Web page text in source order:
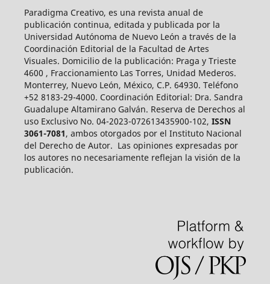
Paradigma Creativo, es una revista anual de
publicación continua, editada y publicada por la
Universidad Autónoma de Nuevo León a través de la
Coordinación Editorial de la Facultad de Artes
Visuales. Domicilio de la publicación: Praga y Trieste
4600 , Fraccionamiento Las Torres, Unidad Mederos.
Monterrey, Nuevo León, México, C.P. 64930. Teléfono
+52 8183-29-4000. Coordinación Editorial: Dra. Sandra
Guadalupe Altamirano Galván. Reserva de Derechos al
uso Exclusivo No. 04-2023-072613435900-102, ISSN
3061-7081, ambos otorgados por el Instituto Nacional
del Derecho de Autor. Las opiniones expresadas por
los autores no necesariamente reflejan la visión de la
publicación.